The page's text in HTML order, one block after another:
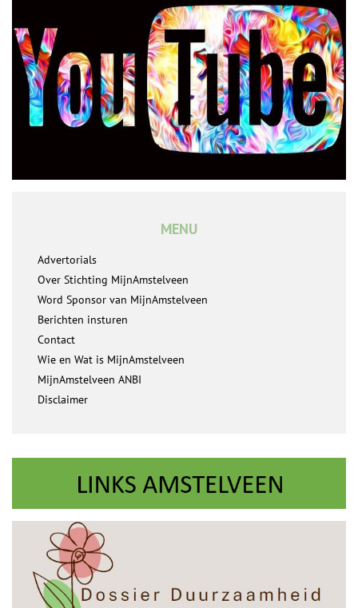
MENU
Advertorials
Over Stichting MijnAmstelveen
Word Sponsor van MijnAmstelveen
Berichten insturen
Contact
Wie en Wat is MijnAmstelveen
MijnAmstelveen ANBI
Disclaimer